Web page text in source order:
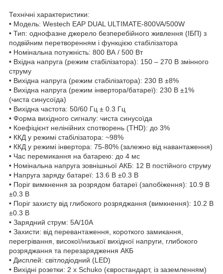
Технічні характеристики:
• Модель: Westech EAP DUAL ULTIMATE-800VA/500W
• Тип: однофазне джерело безперебійного живлення (ІБП) з
подвійним перетворенням і функцією стабілізатора
• Номінальна потужність: 800 ВА / 500 Вт
• Вхідна напруга (режим стабілізатора): 150 – 270 В змінного
струму
• Вихідна напруга (режим стабілізатора): 230 В ±8%
• Вихідна напруга (режим інвертора/батареї): 230 В ±1%
(чиста синусоїда)
• Вихідна частота: 50/60 Гц ± 0.3 Гц
• Форма вихідного сигналу: чиста синусоїда
• Коефіцієнт нелінійних спотворень (THD): до 3%
• ККД у режимі стабілізатора: ~98%
• ККД у режимі інвертора: 75-80% (залежно від навантаження)
• Час перемикання на батарею: до 4 мс
• Номінальна напруга зовнішньої АКБ: 12 В постійного струму
• Напруга заряду батареї: 13.6 В ±0.3 В
• Поріг вимкнення за розрядом батареї (запобіження): 10.9 В
±0.3 В
• Поріг захисту від глибокого розряджання (вимкнення): 10.2 В
±0.3 В
• Зарядний струм: 5А/10А
• Захисти: від перевантаження, короткого замикання,
перегрівання, високої/низької вихідної напруги, глибокого
розряджання та перезарядження АКБ
• Дисплей: світлодіодний (LED)
• Вихідні розетки: 2 x Schuko (євростандарт, із заземленням)